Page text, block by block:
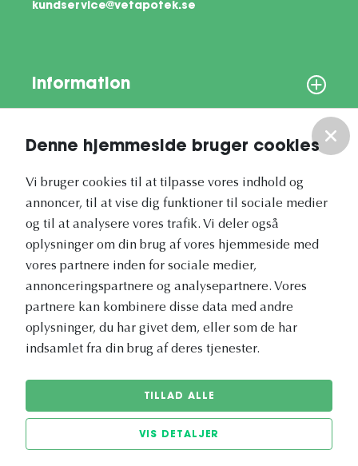
Denne hjemmeside bruger cookies
Vi bruger cookies til at tilpasse vores indhold og
annoncer, til at vise dig funktioner til sociale medier
og til at analysere vores trafik. Vi deler også
oplysninger om din brug af vores hjemmeside med
vores partnere inden for sociale medier,
annonceringspartnere og analysepartnere. Vores
partnere kan kombinere disse data med andre
oplysninger, du har givet dem, eller som de har
indsamlet fra din brug af deres tjenester.
TILLAD ALLE
VIS DETALJER
kundservice@vetapotek.se
Information
Vores nyhedsbrev
Vetapotek.dk er en del af
Evidensia
Dyresundhedspleje
© 2026 Vetapotek